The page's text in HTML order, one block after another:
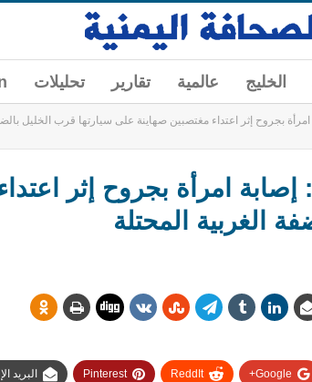
الخليج عالمية تقارير تحليلات
بجروح إثر اعتداء مغتصبين صهاينة على سيارتها قرب الخليل
امرأة بجروح إثر
الغربية المحتلة
Google+
ReddIt
Pinterest البريد